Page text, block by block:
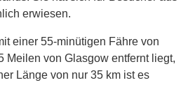
erwiesen.
einer 55-minütigen Fähre von
Meilen von Glasgow entfernt liegt,
Länge von nur 35 km ist es